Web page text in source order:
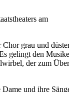
am
grau und
gelingt den
der zum
und ihre